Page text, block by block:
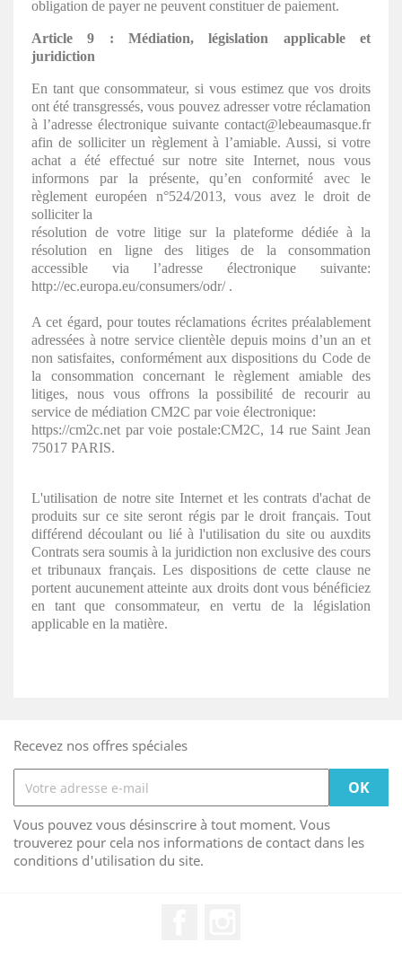
obligation de payer ne peuvent constituer de paiement.
Article 9 : Médiation, législation applicable et
juridiction
En tant que consommateur, si vous estimez que vos droits
ont été transgressés, vous pouvez adresser votre réclamation
à l’adresse électronique suivante contact@lebeaumasque.fr
afin de solliciter un règlement à l’amiable. Aussi, si votre
achat a été effectué sur notre site Internet, nous vous
informons par la présente, qu’en conformité avec le
règlement européen n°524/2013, vous avez le droit de
solliciter la
résolution de votre litige sur la plateforme dédiée à la
résolution en ligne des litiges de la consommation
accessible via l’adresse électronique suivante:
http://ec.europa.eu/consumers/odr/ .
A cet égard, pour toutes réclamations écrites préalablement
adressées à notre service clientèle depuis moins d’un an et
non satisfaites, conformément aux dispositions du Code de
la consommation concernant le règlement amiable des
litiges, nous vous offrons la possibilité de recourir au
service de médiation CM2C par voie électronique:
https://cm2c.net par voie postale:CM2C, 14 rue Saint Jean
75017 PARIS.
L'utilisation de notre site Internet et les contrats d'achat de
produits sur ce site seront régis par le droit français. Tout
différend découlant ou lié à l'utilisation du site ou auxdits
Contrats sera soumis à la juridiction non exclusive des cours
et tribunaux français. Les dispositions de cette clause ne
portent aucunement atteinte aux droits dont vous bénéficiez
en tant que consommateur, en vertu de la législation
applicable en la matière.
Recevez nos offres spéciales
Vous pouvez vous désinscrire à tout moment. Vous
trouverez pour cela nos informations de contact dans les
conditions d'utilisation du site.